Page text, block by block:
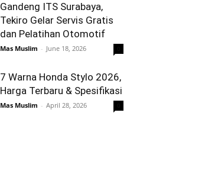
Gandeng ITS Surabaya,
Tekiro Gelar Servis Gratis
dan Pelatihan Otomotif
Mas Muslim - June 18, 2026
7 Warna Honda Stylo 2026,
Harga Terbaru & Spesifikasi
Mas Muslim - April 28, 2026